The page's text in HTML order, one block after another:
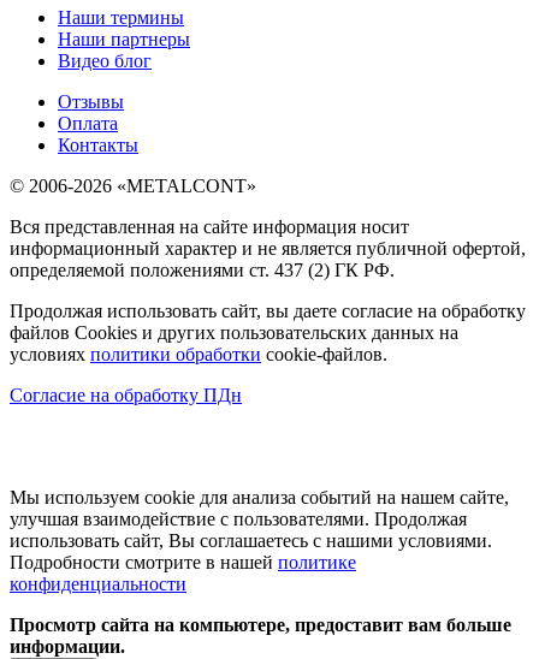
Наши термины
Наши партнеры
Видео блог
Отзывы
Оплата
Контакты
© 2006-2026 «METALCONT»
Вся представленная на сайте информация носит
информационный характер и не является публичной офертой,
определяемой положениями ст. 437 (2) ГК РФ.
Продолжая использовать сайт, вы даете согласие на обработку
файлов Cookies и других пользовательских данных на
условиях политики обработки cookie-файлов.
Согласие на обработку ПДн
Мы используем cookie для анализа событий на нашем сайте,
улучшая взаимодействие с пользователями. Продолжая
использовать сайт, Вы соглашаетесь с нашими условиями.
Подробности смотрите в нашей политике
конфиденциальности
Просмотр сайта на компьютере, предоставит вам больше
информации.